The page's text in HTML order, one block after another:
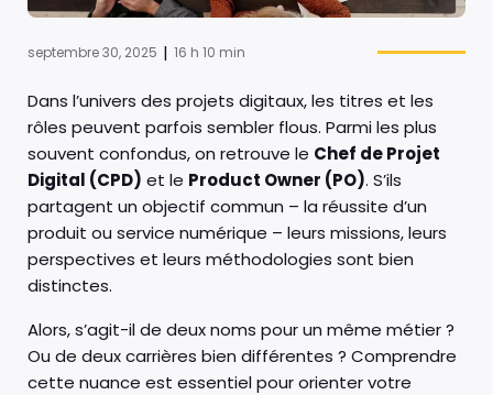
septembre 30, 2025 | 16 h 10 min
Dans l’univers des projets digitaux, les titres et les
rôles peuvent parfois sembler flous. Parmi les plus
souvent confondus, on retrouve le Chef de Projet
Digital (CPD) et le Product Owner (PO). S’ils
partagent un objectif commun – la réussite d’un
produit ou service numérique – leurs missions, leurs
perspectives et leurs méthodologies sont bien
distinctes.
Alors, s’agit-il de deux noms pour un même métier ?
Ou de deux carrières bien différentes ? Comprendre
cette nuance est essentiel pour orienter votre